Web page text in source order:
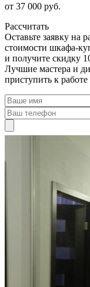
от 37 000 руб.
Рассчитать
Оставьте заявку на
стоимости шкафа-
и получите скидку
Лучшие мастера и
приступить к